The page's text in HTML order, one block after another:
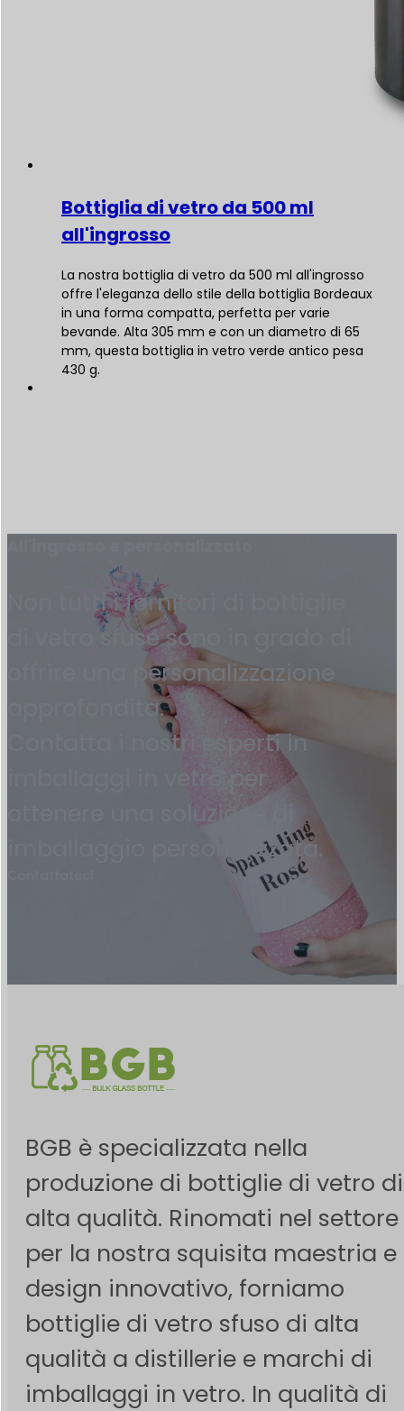
Bottiglia di vetro da 500 ml
all'ingrosso
La nostra bottiglia di vetro da 500 ml all'ingrosso
offre l'eleganza dello stile della bottiglia Bordeaux
in una forma compatta, perfetta per varie
bevande. Alta 305 mm e con un diametro di 65
mm, questa bottiglia in vetro verde antico pesa
430 g.
Non tutti i fornitori di bottiglie
di vetro sfuse sono in grado di
offrire una personalizzazione
approfondita.
Contatta i nostri esperti in
imballaggi in vetro per
ottenere una soluzione di
imballaggio personalizzata.
BGB è specializzata nella
produzione di bottiglie di vetro di
alta qualità. Rinomati nel settore
per la nostra squisita maestria e
design innovativo, forniamo
bottiglie di vetro sfuso di alta
qualità a distillerie e marchi di
imballaggi in vetro. In qualità di